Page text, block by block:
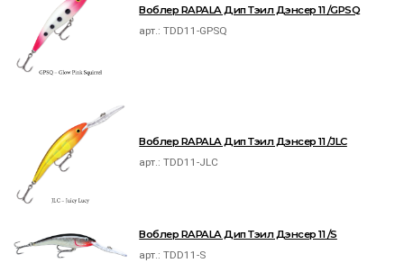
Воблер RAPALA Дип Тэил Дэнсер 11 /GPSQ
арт.:TDD11-GPSQ
Воблер RAPALA Дип Тэил Дэнсер 11 /JLC
арт.:TDD11-JLC
Воблер RAPALA Дип Тэил Дэнсер 11 /S
арт.:TDD11-S